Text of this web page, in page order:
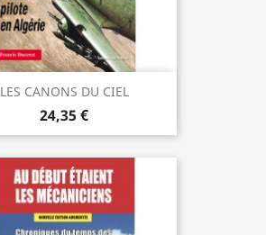
LES CANONS DU CIEL
24,35 €